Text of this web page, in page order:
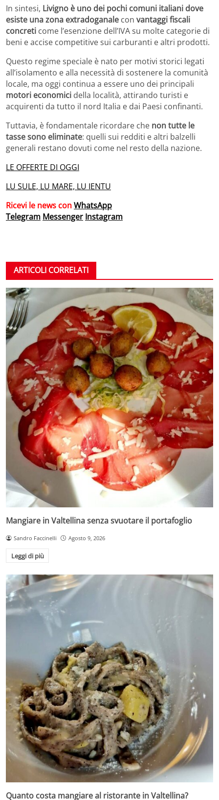
In sintesi, Livigno è uno dei pochi comuni italiani dove
esiste una zona extradoganale con vantaggi fiscali
concreti come l’esenzione dell’IVA su molte categorie di
beni e accise competitive sui carburanti e altri prodotti.
Questo regime speciale è nato per motivi storici legati
all’isolamento e alla necessità di sostenere la comunità
locale, ma oggi continua a essere uno dei principali
motori economici della località, attirando turisti e
acquirenti da tutto il nord Italia e dai Paesi confinanti.
Tuttavia, è fondamentale ricordare che non tutte le
tasse sono eliminate: quelli sui redditi e altri balzelli
generali restano dovuti come nel resto della nazione.
LE OFFERTE DI OGGI
LU SULE, LU MARE, LU IENTU
Ricevi le news conWhatsApp
Telegram Messenger Instagram
ARTICOLI CORRELATI
Mangiare in Valtellina senza svuotare il portafoglio
Sandro Faccinelli Agosto 9, 2026
Leggi di più
Quanto costa mangiare al ristorante in Valtellina?